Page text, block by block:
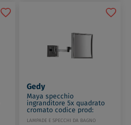
Gedy
Maya specchio
ingranditore 5x quadrato
cromato codice prod:
000021131300000
LAMPADE E SPECCHI DA BAGNO